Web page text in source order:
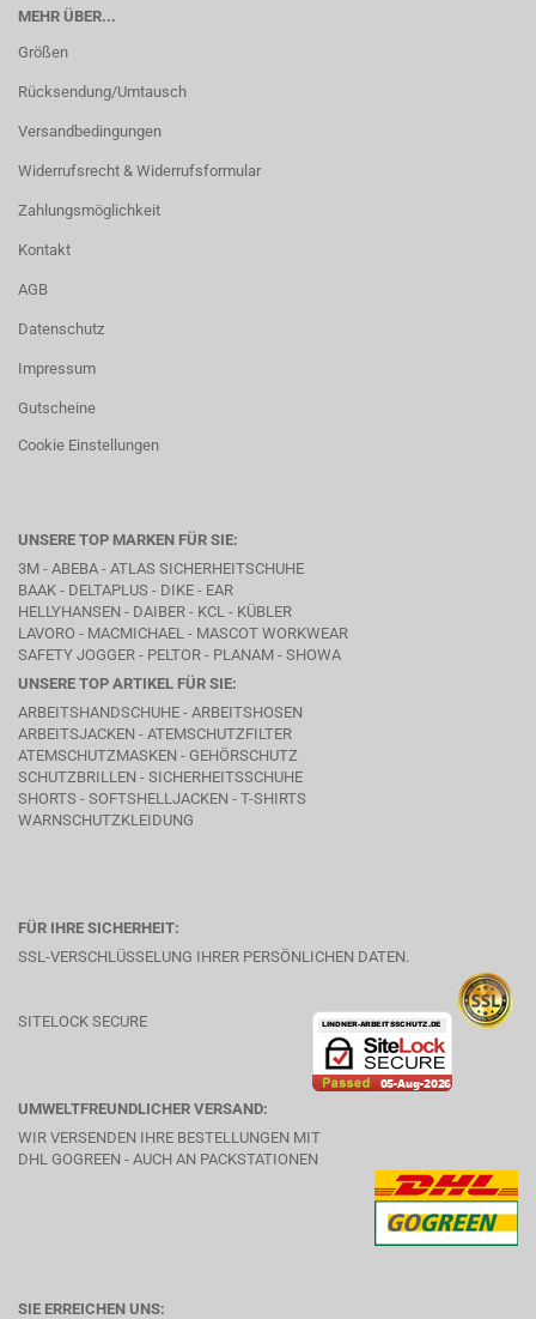
MEHR ÜBER...
Größen
Rücksendung/Umtausch
Versandbedingungen
Widerrufsrecht & Widerrufsformular
Zahlungsmöglichkeit
Kontakt
AGB
Datenschutz
Impressum
Gutscheine
Cookie Einstellungen
UNSERE TOP MARKEN FÜR SIE:
3M - ABEBA - ATLAS SICHERHEITSCHUHE
BAAK - DELTAPLUS - DIKE - EAR
HELLYHANSEN - DAIBER - KCL - KÜBLER
LAVORO - MACMICHAEL - MASCOT WORKWEAR
SAFETY JOGGER - PELTOR - PLANAM - SHOWA
UNSERE TOP ARTIKEL FÜR SIE:
ARBEITSHANDSCHUHE - ARBEITSHOSEN
ARBEITSJACKEN - ATEMSCHUTZFILTER
ATEMSCHUTZMASKEN - GEHÖRSCHUTZ
SCHUTZBRILLEN - SICHERHEITSSCHUHE
SHORTS - SOFTSHELLJACKEN - T-SHIRTS
WARNSCHUTZKLEIDUNG
FÜR IHRE SICHERHEIT:
SSL-VERSCHLÜSSELUNG IHRER PERSÖNLICHEN DATEN.
SITELOCK SECURE
UMWELTFREUNDLICHER VERSAND:
WIR VERSENDEN IHRE BESTELLUNGEN MIT
DHL GOGREEN - AUCH AN PACKSTATIONEN
SIE ERREICHEN UNS: